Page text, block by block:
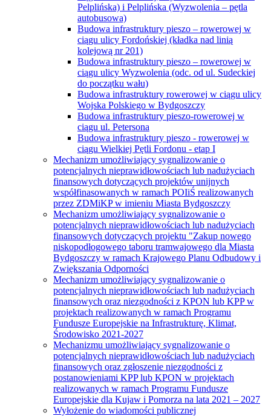
Pelplińska) i Pelplińska (Wyzwolenia – pętla
autobusowa)
Budowa infrastruktury pieszo – rowerowej w
ciągu ulicy Fordońskiej (kładka nad linią
kolejową nr 201)
Budowa infrastruktury pieszo – rowerowej w
ciągu ulicy Wyzwolenia (odc. od ul. Sudeckiej
do początku wału)
Budowa infrastruktury rowerowej w ciągu ulicy
Wojska Polskiego w Bydgoszczy
Budowa infrastruktury pieszo-rowerowej w
ciągu ul. Petersona
Budowa infrastruktury pieszo - rowerowej w
ciągu Wielkiej Pętli Fordonu - etap I
Mechanizm umożliwiający sygnalizowanie o
potencjalnych nieprawidłowościach lub nadużyciach
finansowych dotyczących projektów unijnych
współfinasowanych w ramach POIiŚ realizowanych
przez ZDMiKP w imieniu Miasta Bydgoszczy
Mechanizm umożliwiający sygnalizowanie o
potencjalnych nieprawidłowościach lub nadużyciach
finansowych dotyczących projektu "Zakup nowego
niskopodłogowego taboru tramwajowego dla Miasta
Bydgoszczy w ramach Krajowego Planu Odbudowy i
Zwiększania Odporności
Mechanizm umożliwiający sygnalizowanie o
potencjalnych nieprawidłowościach lub nadużyciach
finansowych oraz niezgodności z KPON lub KPP w
projektach realizowanych w ramach Programu
Fundusze Europejskie na Infrastrukturę, Klimat,
Środowisko 2021-2027
Mechanizmu umożliwiający sygnalizowanie o
potencjalnych nieprawidłowościach lub nadużyciach
finansowych oraz zgłoszenie niezgodności z
postanowieniami KPP lub KPON w projektach
realizowanych w ramach Programu Fundusze
Europejskie dla Kujaw i Pomorza na lata 2021 – 2027
Wyłożenie do wiadomości publicznej